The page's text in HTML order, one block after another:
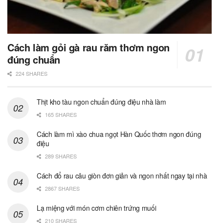
Cách làm gỏi gà rau răm thơm ngon
đúng chuẩn
224 SHARES
Thịt kho tàu ngon chuẩn đúng điệu nhà làm
165 SHARES
Cách làm mì xào chua ngọt Hàn Quốc thơm ngon đúng
điệu
289 SHARES
Cách đổ rau câu giòn đơn giản và ngon nhất ngay tại nhà
2867 SHARES
Lạ miệng với món cơm chiên trứng muối
210 SHARES